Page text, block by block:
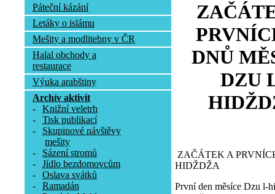
Páteční kázání
Letáky o islámu
Mešity a modlitebny v ČR
Halal obchody a
restaurace
Výuka arabštiny
Archív aktivit
-
Knižní veletrh
-
Tisk publikací
-
Skupinové návštěvy
mešity
-
Sázení stromů
-
Jídlo bezdomovcům
-
Oslava svátků
-
Ramadán
DNŮ
DZU
ZAČÁTEK A
HIDŽDŽA
První den měsíce Dzu l-